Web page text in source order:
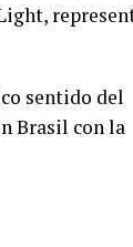
sentido del
Brasil con la